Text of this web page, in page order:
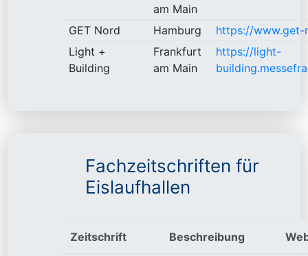
am Main
GET Nord Hamburg
https://www.get-
Light +
Building
Frankfurt
am Main
https://light-
Fachzeitschriften für
Eislaufhallen
Zeitschrift Beschreibung